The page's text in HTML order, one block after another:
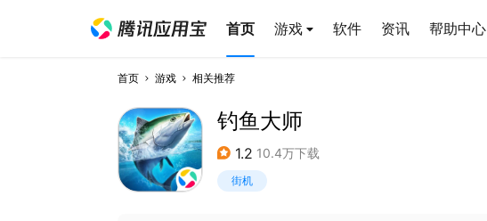
首页 游戏 软件 资讯 帮助中心
首页 游戏 相关推荐
钓鱼大师
1.2 10.4万下载
街机